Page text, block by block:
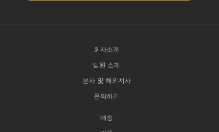
회사소개
임원 소개
본사 및 해외지사
문의하기
배송